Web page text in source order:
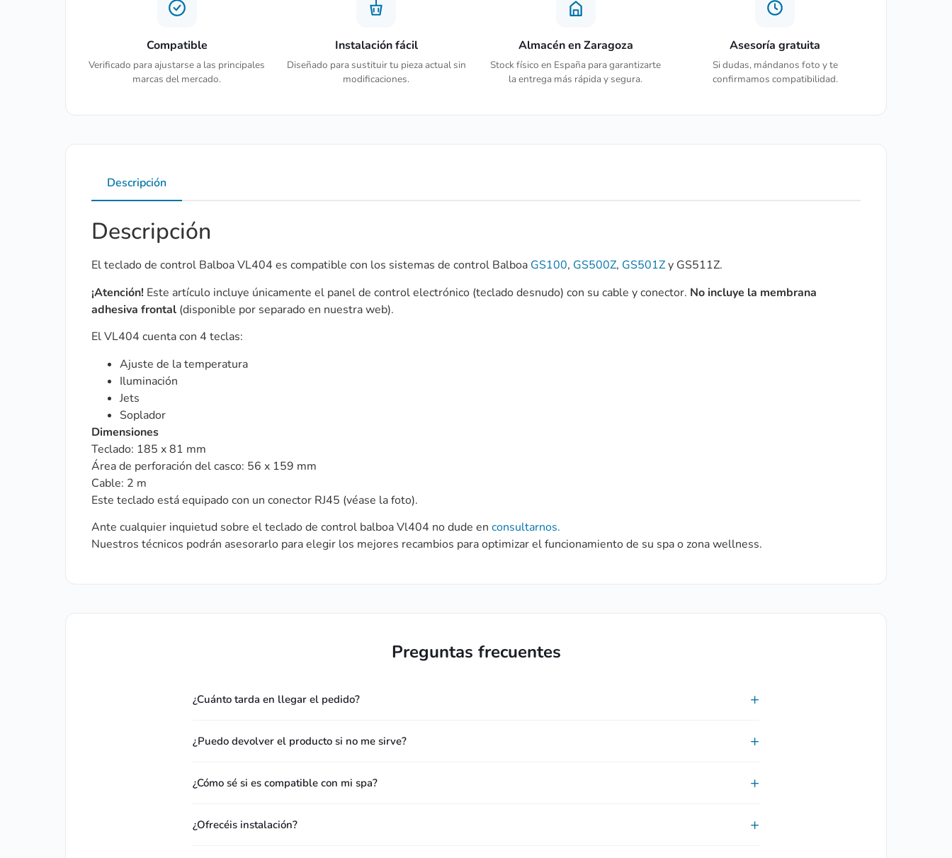
Compatible
Verificado para ajustarse a las principales
marcas del mercado.
Instalación fácil
Diseñado para sustituir tu pieza actual sin
modificaciones.
Almacén en Zaragoza
Stock físico en España para garantizarte
la entrega más rápida y segura.
Asesoría gratuita
Si dudas, mándanos foto y te
confirmamos compatibilidad.
Descripción
Descripción
El teclado de control Balboa VL404 es compatible con los sistemas de control Balboa GS100, GS500Z, GS501Zy GS511Z.
¡Atención! Este artículo incluye únicamente el panel de control electrónico (teclado desnudo) con su cable y conector. No incluye la membrana
adhesiva frontal (disponible por separado en nuestra web).
El VL404 cuenta con 4 teclas:
Ajuste de la temperatura
Iluminación
Jets
Soplador
Dimensiones
Teclado: 185 x 81 mm
Área de perforación del casco: 56 x 159 mm
Cable: 2 m
Este teclado está equipado con un conector RJ45 (véase la foto).
Ante cualquier inquietud sobre el teclado de control balboa Vl404 no dude en consultarnos.
Nuestros técnicos podrán asesorarlo para elegir los mejores recambios para optimizar el funcionamiento de su spa o zona wellness.
Preguntas frecuentes
¿Cuánto tarda en llegar el pedido?
¿Puedo devolver el producto si no me sirve?
¿Cómo sé si es compatible con mi spa?
¿Ofrecéis instalación?